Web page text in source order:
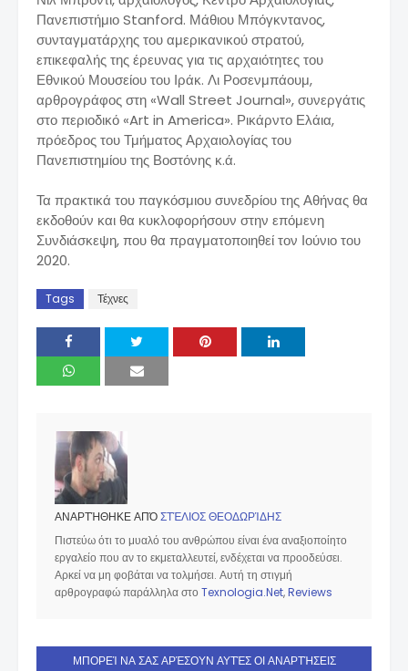
Πανεπιστήμιο Stanford. Μάθιου Μπόγκντανος,
συνταγματάρχης του αμερικανικού στρατού,
επικεφαλής της έρευνας για τις αρχαιότητες του
Εθνικού Μουσείου του Ιράκ. Λι Ροσενμπάουμ,
αρθρογράφος στη «Wall Street Journal», συνεργάτις
στο περιοδικό «Art in America». Ρικάρντο Ελάια,
πρόεδρος του Τμήματος Αρχαιολογίας του
Πανεπιστημίου της Βοστόνης κ.ά.
Τα πρακτικά του παγκόσμιου συνεδρίου της Αθήνας θα
εκδοθούν και θα κυκλοφορήσουν στην επόμενη
Συνδιάσκεψη, που θα πραγματοποιηθεί τον Ιούνιο του
2020.
Tags Τέχνες
ΑΝΑΡΤΉΘΗΚΕ ΑΠΌΣΤΈΛΙΟΣ ΘΕΟΔΩΡΊΔΗΣ
Πιστεύω ότι το μυαλό του ανθρώπου είναι ένα αναξιοποίητο
εργαλείο που αν το εκμεταλλευτεί, ενδέχεται να προοδεύσει.
Αρκεί να μη φοβάται να τολμήσει. Αυτή τη στιγμή
αρθρογραφώ παράλληλα στο Texnologia.Net,Reviews
ΜΠΟΡΕΊ ΝΑ ΣΑΣ ΑΡΈΣΟΥΝ ΑΥΤΈΣ ΟΙ ΑΝΑΡΤΉΣΕΙΣ